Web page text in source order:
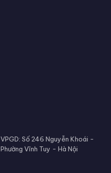
VPGD: Số 246 Nguyễn Khoái -
Phường Vĩnh Tuy - Hà Nội